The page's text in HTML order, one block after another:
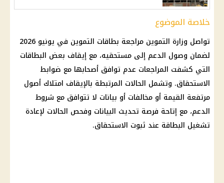
خلاصة الموضوع
تواصل وزارة التموين مراجعة بطاقات التموين في يونيو 2026
لضمان وصول الدعم إلى مستحقيه، مع إيقاف بعض البطاقات
التي كشفت المراجعات عدم توافق أصحابها مع ضوابط
الاستحقاق. وتشمل الحالات المرتبطة بالإيقاف امتلاك أصول
مرتفعة القيمة أو مخالفات أو بيانات لا تتوافق مع شروط
الدعم، مع إتاحة فرصة تحديث البيانات وفحص الحالات لإعادة
تشغيل البطاقة عند ثبوت الاستحقاق.